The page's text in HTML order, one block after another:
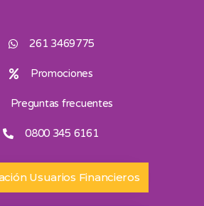
261 3469775
Promociones
Preguntas frecuentes
0800 345 6161
Usuarios Financieros